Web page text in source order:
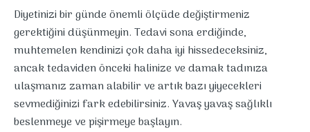
Diyetinizi bir günde önemli ölçüde değiştirmeniz
gerektiğini düşünmeyin. Tedavi sona erdiğinde,
muhtemelen kendinizi çok daha iyi hissedeceksiniz,
ancak tedaviden önceki halinize ve damak tadınıza
ulaşmanız zaman alabilir ve artık bazı yiyecekleri
sevmediğinizi fark edebilirsiniz. Yavaş yavaş sağlıklı
beslenmeye ve pişirmeye başlayın.